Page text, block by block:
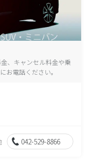
、キャンセル料金や乗
お電話ください。
042-529-8866